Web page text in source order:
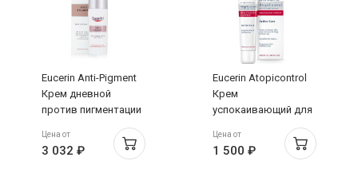
Eucerin Anti-Pigment
Крем дневной
против пигментации
Цена от
3 032 ₽
Eucerin Atopicontrol
Крем
успокаивающий для
взрослых детей и
младенцев 40мл
(63174)
Цена от
1 500 ₽